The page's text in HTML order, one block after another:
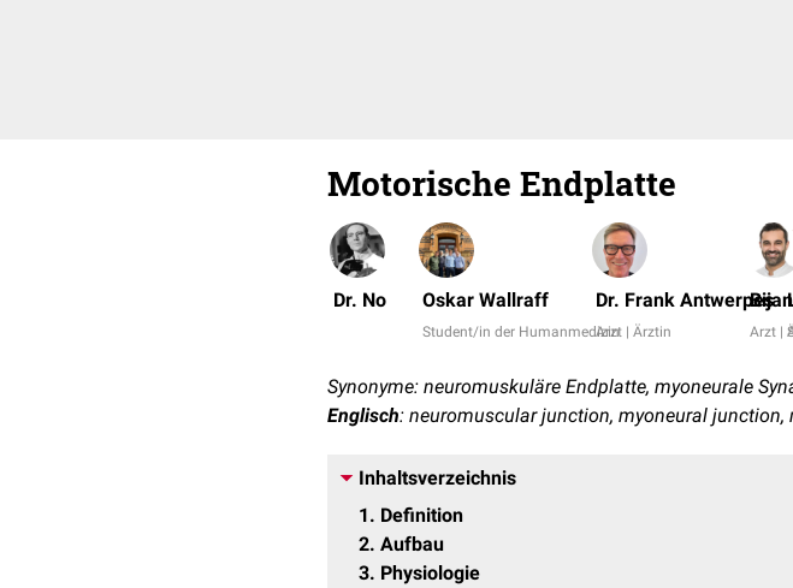
Motorische Endplatte
Dr. No Oskar Wallraff
Student/in der Humanmedizin
Dr. Frank Antwerpes
Arzt | Ärztin Arzt |
Synonyme: neuromuskuläre Endplatte, myoneurale
Englisch: neuromuscular junction, myoneural
Inhaltsverzeichnis
1
Definition
2 Aufbau
3 Physiologie